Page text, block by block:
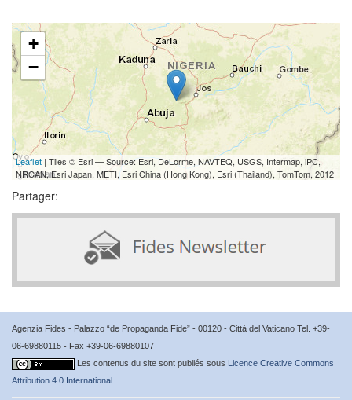
+
−
Leaflet | Tiles © Esri — Source: Esri, DeLorme, NAVTEQ, USGS, Intermap, iPC,
NRCAN, Esri Japan, METI, Esri China (Hong Kong), Esri (Thailand), TomTom, 2012
Partager:
Agenzia Fides - Palazzo “de Propaganda Fide” - 00120 - Città del Vaticano Tel. +39-
06-69880115 - Fax +39-06-69880107
Les contenus du site sont publiés sous Licence Creative Commons
Attribution 4.0 International